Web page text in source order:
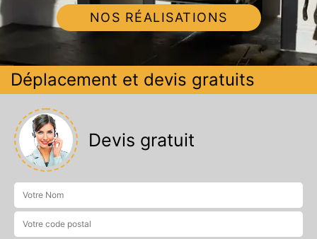
NOS RÉALISATIONS
Déplacement et devis gratuits
Devis gratuit